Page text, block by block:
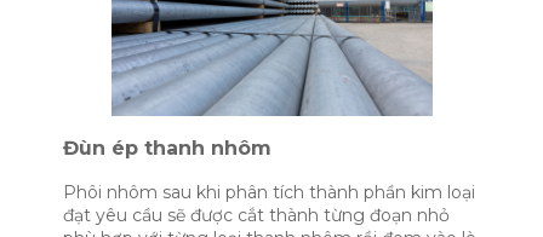
Đùn ép thanh nhôm
Phôi nhôm sau khi phân tích thành phần kim loại
đạt yêu cầu sẽ được cắt thành từng đoạn nhỏ